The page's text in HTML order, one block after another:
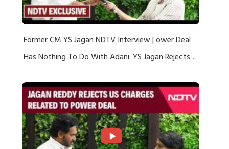
Former CM YS Jagan NDTV Interview | ower Deal
Has Nothing To Do With Adani: YS Jagan Rejects